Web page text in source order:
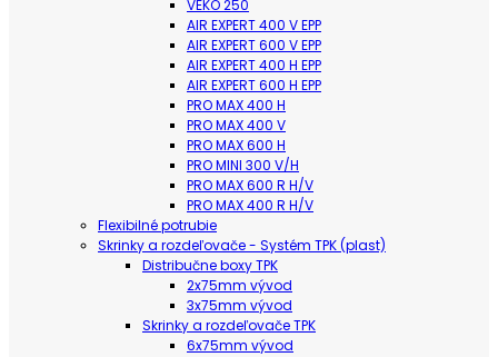
VEKO 250
AIR EXPERT 400 V EPP
AIR EXPERT 600 V EPP
AIR EXPERT 400 H EPP
AIR EXPERT 600 H EPP
PRO MAX 400 H
PRO MAX 400 V
PRO MAX 600 H
PRO MINI 300 V/H
PRO MAX 600 R H/V
PRO MAX 400 R H/V
Flexibilné potrubie
Skrinky a rozdeľovače - Systém TPK (plast)
Distribučne boxy TPK
2x75mm vývod
3x75mm vývod
Skrinky a rozdeľovače TPK
6x75mm vývod